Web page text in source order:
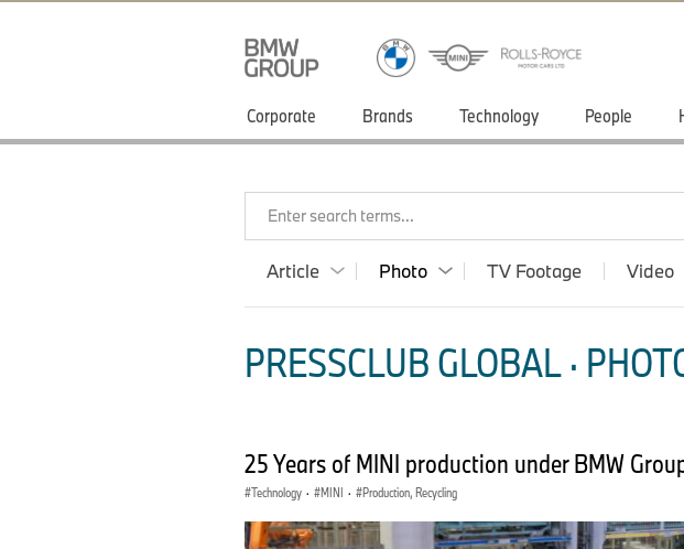
Corporate Brands Technology People
Enter search terms...
Article Photo TV Footage Video
PRESSCLUB GLOBAL ·
25 Years of MINI production under BMW
Technology · MINI · Production, Recycling